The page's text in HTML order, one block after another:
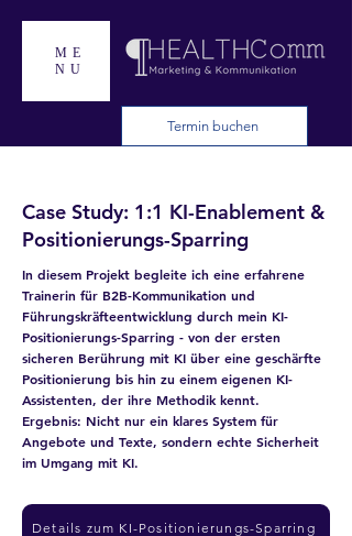
ME
NU
Termin buchen
Case Study: 1:1 KI-Enablement &
Positionierungs-Sparring
In diesem Projekt begleite ich eine erfahrene
Trainerin für B2B-Kommunikation und
Führungskräfteentwicklung durch mein KI-
Positionierungs-Sparring - von der ersten
sicheren Berührung mit KI über eine geschärfte
Positionierung bis hin zu einem eigenen KI-
Assistenten, der ihre Methodik kennt.
Ergebnis: Nicht nur ein klares System für
Angebote und Texte, sondern echte Sicherheit
im Umgang mit KI.
Details zum KI-Positionierungs-Sparring